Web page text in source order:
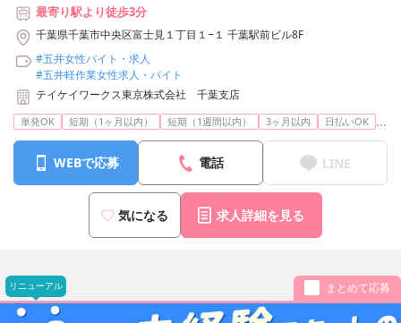
最寄り駅より徒歩3分
千葉県千葉市中央区富士見１丁目１−１ 千葉駅前ビル8F
#五井女性バイト・求人
#五井軽作業女性求人・バイト
テイケイワークス東京株式会社 千葉支店
単発OK 短期（1ヶ月以内） 短期（1週間以内） 3ヶ月以内 日払いOK ...
WEBで応募 電話 LINE
気になる 求人詳細を見る
リニューアル まとめて応募